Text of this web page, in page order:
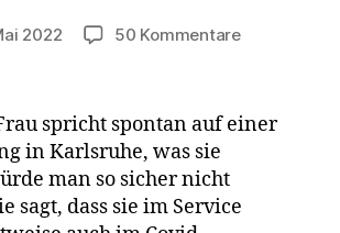
2022 50 Kommentarezu
über
nach
spricht spontan auf einer
in Karlsruhe, was sie
man so sicher nicht
sagt, dass sie im Service